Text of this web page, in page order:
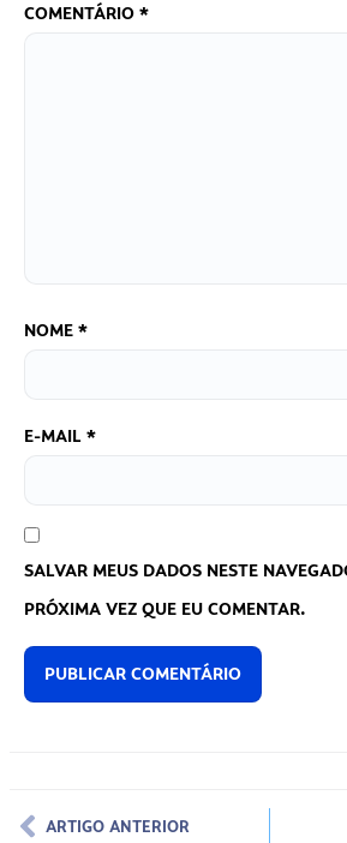
COMENTÁRIO *
NOME *
E-MAIL *
SALVAR MEUS DADOS NESTE
PRÓXIMA VEZ QUE EU COMENTAR.
ARTIGO ANTERIOR